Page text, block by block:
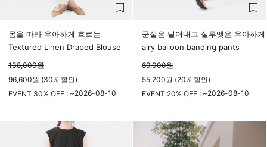
몸을 따라 우아하게 흐르는
Textured Linen Draped Blouse
138,000원
96,600원 (30% 할인)
EVENT 30% OFF : ~2026-08-10
군살은 덜어내고 실루엣은 우아하게
airy balloon banding pants
69,000원
55,200원 (20% 할인)
EVENT 20% OFF : ~2026-08-10